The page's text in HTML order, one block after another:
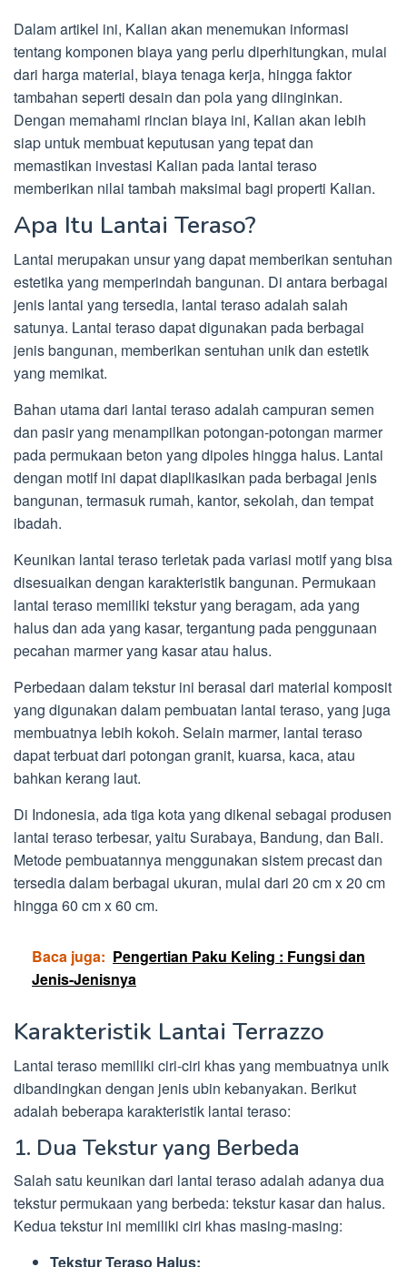
Dalam artikel ini, Kalian akan menemukan informasi
tentang komponen biaya yang perlu diperhitungkan, mulai
dari harga material, biaya tenaga kerja, hingga faktor
tambahan seperti desain dan pola yang diinginkan.
Dengan memahami rincian biaya ini, Kalian akan lebih
siap untuk membuat keputusan yang tepat dan
memastikan investasi Kalian pada lantai teraso
memberikan nilai tambah maksimal bagi properti Kalian.
Apa Itu Lantai Teraso?
Lantai merupakan unsur yang dapat memberikan sentuhan
estetika yang memperindah bangunan. Di antara berbagai
jenis lantai yang tersedia, lantai teraso adalah salah
satunya. Lantai teraso dapat digunakan pada berbagai
jenis bangunan, memberikan sentuhan unik dan estetik
yang memikat.
Bahan utama dari lantai teraso adalah campuran semen
dan pasir yang menampilkan potongan-potongan marmer
pada permukaan beton yang dipoles hingga halus. Lantai
dengan motif ini dapat diaplikasikan pada berbagai jenis
bangunan, termasuk rumah, kantor, sekolah, dan tempat
ibadah.
Keunikan lantai teraso terletak pada variasi motif yang bisa
disesuaikan dengan karakteristik bangunan. Permukaan
lantai teraso memiliki tekstur yang beragam, ada yang
halus dan ada yang kasar, tergantung pada penggunaan
pecahan marmer yang kasar atau halus.
Perbedaan dalam tekstur ini berasal dari material komposit
yang digunakan dalam pembuatan lantai teraso, yang juga
membuatnya lebih kokoh. Selain marmer, lantai teraso
dapat terbuat dari potongan granit, kuarsa, kaca, atau
bahkan kerang laut.
Di Indonesia, ada tiga kota yang dikenal sebagai produsen
lantai teraso terbesar, yaitu Surabaya, Bandung, dan Bali.
Metode pembuatannya menggunakan sistem precast dan
tersedia dalam berbagai ukuran, mulai dari 20 cm x 20 cm
hingga 60 cm x 60 cm.
Baca juga: Pengertian Paku Keling : Fungsi dan
Jenis-Jenisnya
Karakteristik Lantai Terrazzo
Lantai teraso memiliki ciri-ciri khas yang membuatnya unik
dibandingkan dengan jenis ubin kebanyakan. Berikut
adalah beberapa karakteristik lantai teraso:
1. Dua Tekstur yang Berbeda
Salah satu keunikan dari lantai teraso adalah adanya dua
tekstur permukaan yang berbeda: tekstur kasar dan halus.
Kedua tekstur ini memiliki ciri khas masing-masing:
Tekstur Teraso Halus: